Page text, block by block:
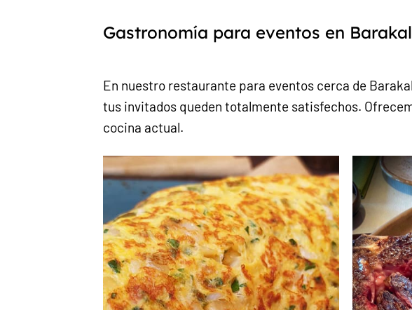
Gastronomía para eventos en
En nuestro restaurante para eventos cerca de
tus invitados queden totalmente satisfechos.
cocina actual.